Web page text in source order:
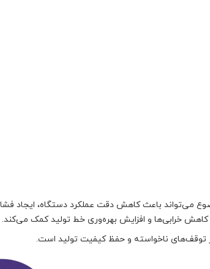
می‌تواند باعث کاهش دقت عملکرد دستگاه، ایجاد
خرابی‌ها و افزایش بهره‌وری خط تولید کمک می‌کند.
توقف‌های ناخواسته و حفظ کیفیت تولید است.